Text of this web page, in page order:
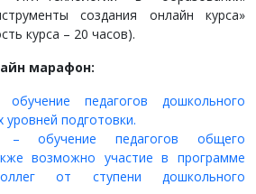
создания онлайн курса»
курса – 20 часов).
марафон:
педагогов дошкольного
уровней подготовки.
– обучение педагогов общего
возможно участие в программе
от ступени дошкольного